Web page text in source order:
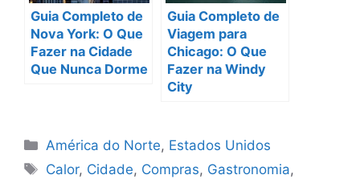
Guia Completo de
Nova York: O Que
Fazer na Cidade
Que Nunca Dorme
Guia Completo de
Viagem para
Chicago: O Que
Fazer na Windy
City
Categorias
América do Norte, Estados Unidos
Tags
Calor, Cidade, Compras, Gastronomia,